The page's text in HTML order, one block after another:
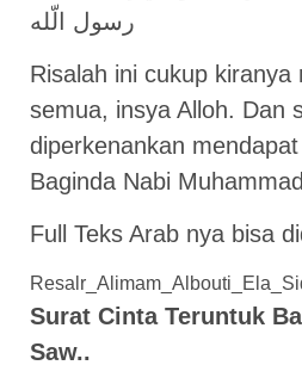
رسول الّله
Risalah ini cukup kiranya
semua, insya Alloh. Dan
diperkenankan mendapat
Baginda Nabi
Full Teks Arab nya bisa
Surat Cinta Teruntuk
Saw..